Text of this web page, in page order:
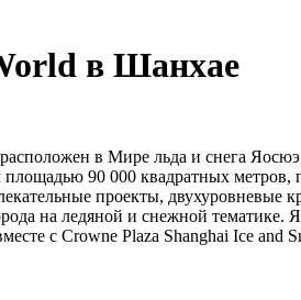
в Шанхае
в Мире льда и снега
90 000 квадратных метров,
проекты, двухуровневые
на ледяной и снежной тематике.
с Crowne Plaza Shanghai Ice